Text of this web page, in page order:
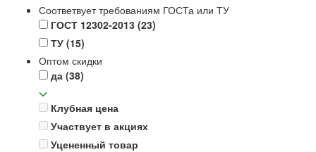
Соответвует требованиям ГОСТа или ТУ
ГОСТ 12302-2013 (23)
ТУ (15)
Оптом скидки
да (38)
Клубная цена
Участвует в акциях
Уцененный товар